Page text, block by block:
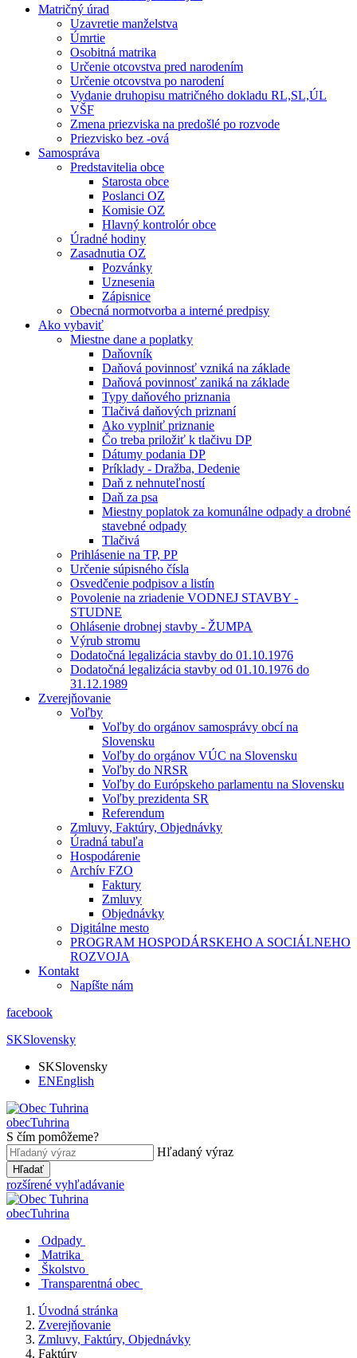
Matričný úrad
Uzavretie manželstva
Úmrtie
Osobitná matrika
Určenie otcovstva pred narodením
Určenie otcovstva po narodení
Vydanie druhopisu matričného dokladu RL,SL,ÚL
VŠF
Zmena priezviska na predošlé po rozvode
Priezvisko bez -ová
Samospráva
Predstavitelia obce
Starosta obce
Poslanci OZ
Komisie OZ
Hlavný kontrolór obce
Úradné hodiny
Zasadnutia OZ
Pozvánky
Uznesenia
Zápisnice
Obecná normotvorba a interné predpisy
Ako vybaviť
Miestne dane a poplatky
Daňovník
Daňová povinnosť vzniká na základe
Daňová povinnosť zaniká na základe
Typy daňového priznania
Tlačivá daňových priznaní
Ako vyplniť priznanie
Čo treba priložiť k tlačivu DP
Dátumy podania DP
Príklady - Dražba, Dedenie
Daň z nehnuteľností
Daň za psa
Miestny poplatok za komunálne odpady a drobné
stavebné odpady
Tlačivá
Prihlásenie na TP, PP
Určenie súpisného čísla
Osvedčenie podpisov a listín
Povolenie na zriadenie VODNEJ STAVBY -
STUDNE
Ohlásenie drobnej stavby - ŽUMPA
Výrub stromu
Dodatočná legalizácia stavby do 01.10.1976
Dodatočná legalizácia stavby od 01.10.1976 do
31.12.1989
Zverejňovanie
Voľby
Voľby do orgánov samosprávy obcí na
Slovensku
Voľby do orgánov VÚC na Slovensku
Voľby do NRSR
Voľby do Európskeho parlamentu na Slovensku
Voľby prezidenta SR
Referendum
Zmluvy, Faktúry, Objednávky
Úradná tabuľa
Hospodárenie
Archív FZO
Faktury
Zmluvy
Objednávky
Digitálne mesto
PROGRAM HOSPODÁRSKEHO A SOCIÁLNEHO
ROZVOJA
Kontakt
Napíšte nám
facebook
SKSlovensky
SKSlovensky
ENEnglish
obecTuhrina
S čím pomôžeme?
Hľadaný výraz
Hľadať
rozšírené vyhľadávanie
obecTuhrina
Odpady
Matrika
Školstvo
Transparentná obec
Úvodná stránka
Zverejňovanie
Zmluvy, Faktúry, Objednávky
Faktúry